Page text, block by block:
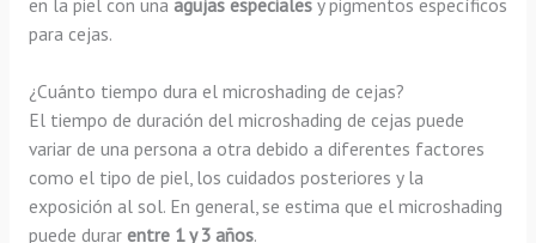
para cejas.
¿Cuánto tiempo dura el microshading de cejas?
El tiempo de duración del microshading de cejas puede
variar de una persona a otra debido a diferentes factores
como el tipo de piel, los cuidados posteriores y la
exposición al sol. En general, se estima que el microshading
puede durar entre 1 y 3 años.